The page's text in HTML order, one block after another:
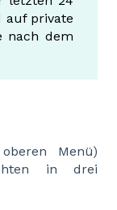
auf private
nach dem
Menü)
in drei